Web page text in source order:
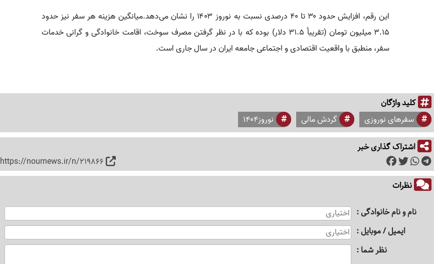
این رقم، افزایش حدود ۳۰ تا ۴۰ درصدی نسبت به نوروز ۱۴۰۳ را نشان می‌دهد.میانگین هزینه هر سفر نیز حدود
۳.۱۵ میلیون تومان (تقریباً ۳۱.۵ دلار) بوده که با در نظر گرفتن مصرف سوخت، اقامت خانوادگی و گرانی خدمات
سفر، منطبق با واقعیت اقتصادی و اجتماعی جامعه ایران در سال جاری است.
کلید واژگان
سفرهای نوروزی گردش مالی نوروز1404
اشتراک گذاری خبر
https://nournews.ir/n/219866
نظرات
نام و نام خانوادگی
ایمیل / موبایل
نظر شما